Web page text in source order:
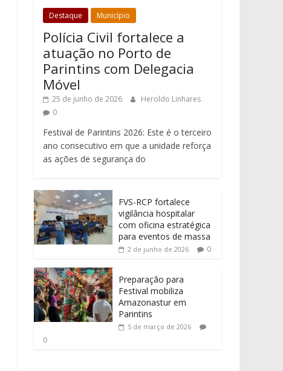
Destaque Município
Polícia Civil fortalece a
atuação no Porto de
Parintins com Delegacia
Móvel
25 de junho de 2026
Heroldo Linhares
0
Festival de Parintins 2026: Este é o terceiro
ano consecutivo em que a unidade reforça
as ações de segurança do
FVS-RCP fortalece
vigilância hospitalar
com oficina estratégica
para eventos de massa
2 de junho de 2026 0
Preparação para
Festival mobiliza
Amazonastur em
Parintins
5 de março de 2026
0